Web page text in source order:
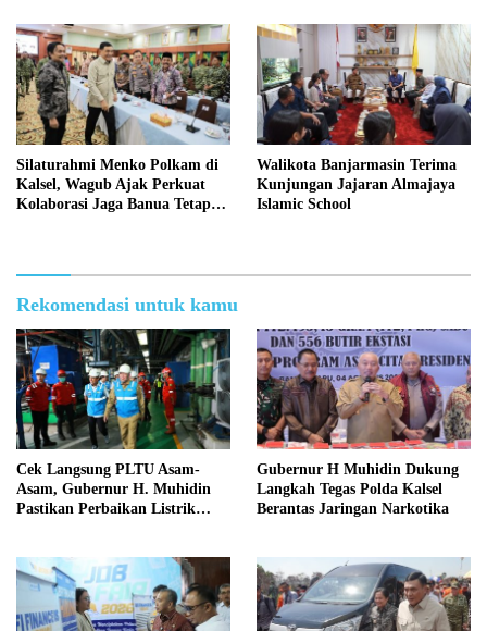
Silaturahmi Menko Polkam di
Kalsel, Wagub Ajak Perkuat
Kolaborasi Jaga Banua Tetap
Walikota Banjarmasin Terima
Kunjungan Jajaran Almajaya
Islamic School
Rekomendasi untuk kamu
Cek Langsung PLTU Asam-
Asam, Gubernur H. Muhidin
Pastikan Perbaikan Listrik
Gubernur H Muhidin Dukung
Langkah Tegas Polda Kalsel
Berantas Jaringan Narkotika